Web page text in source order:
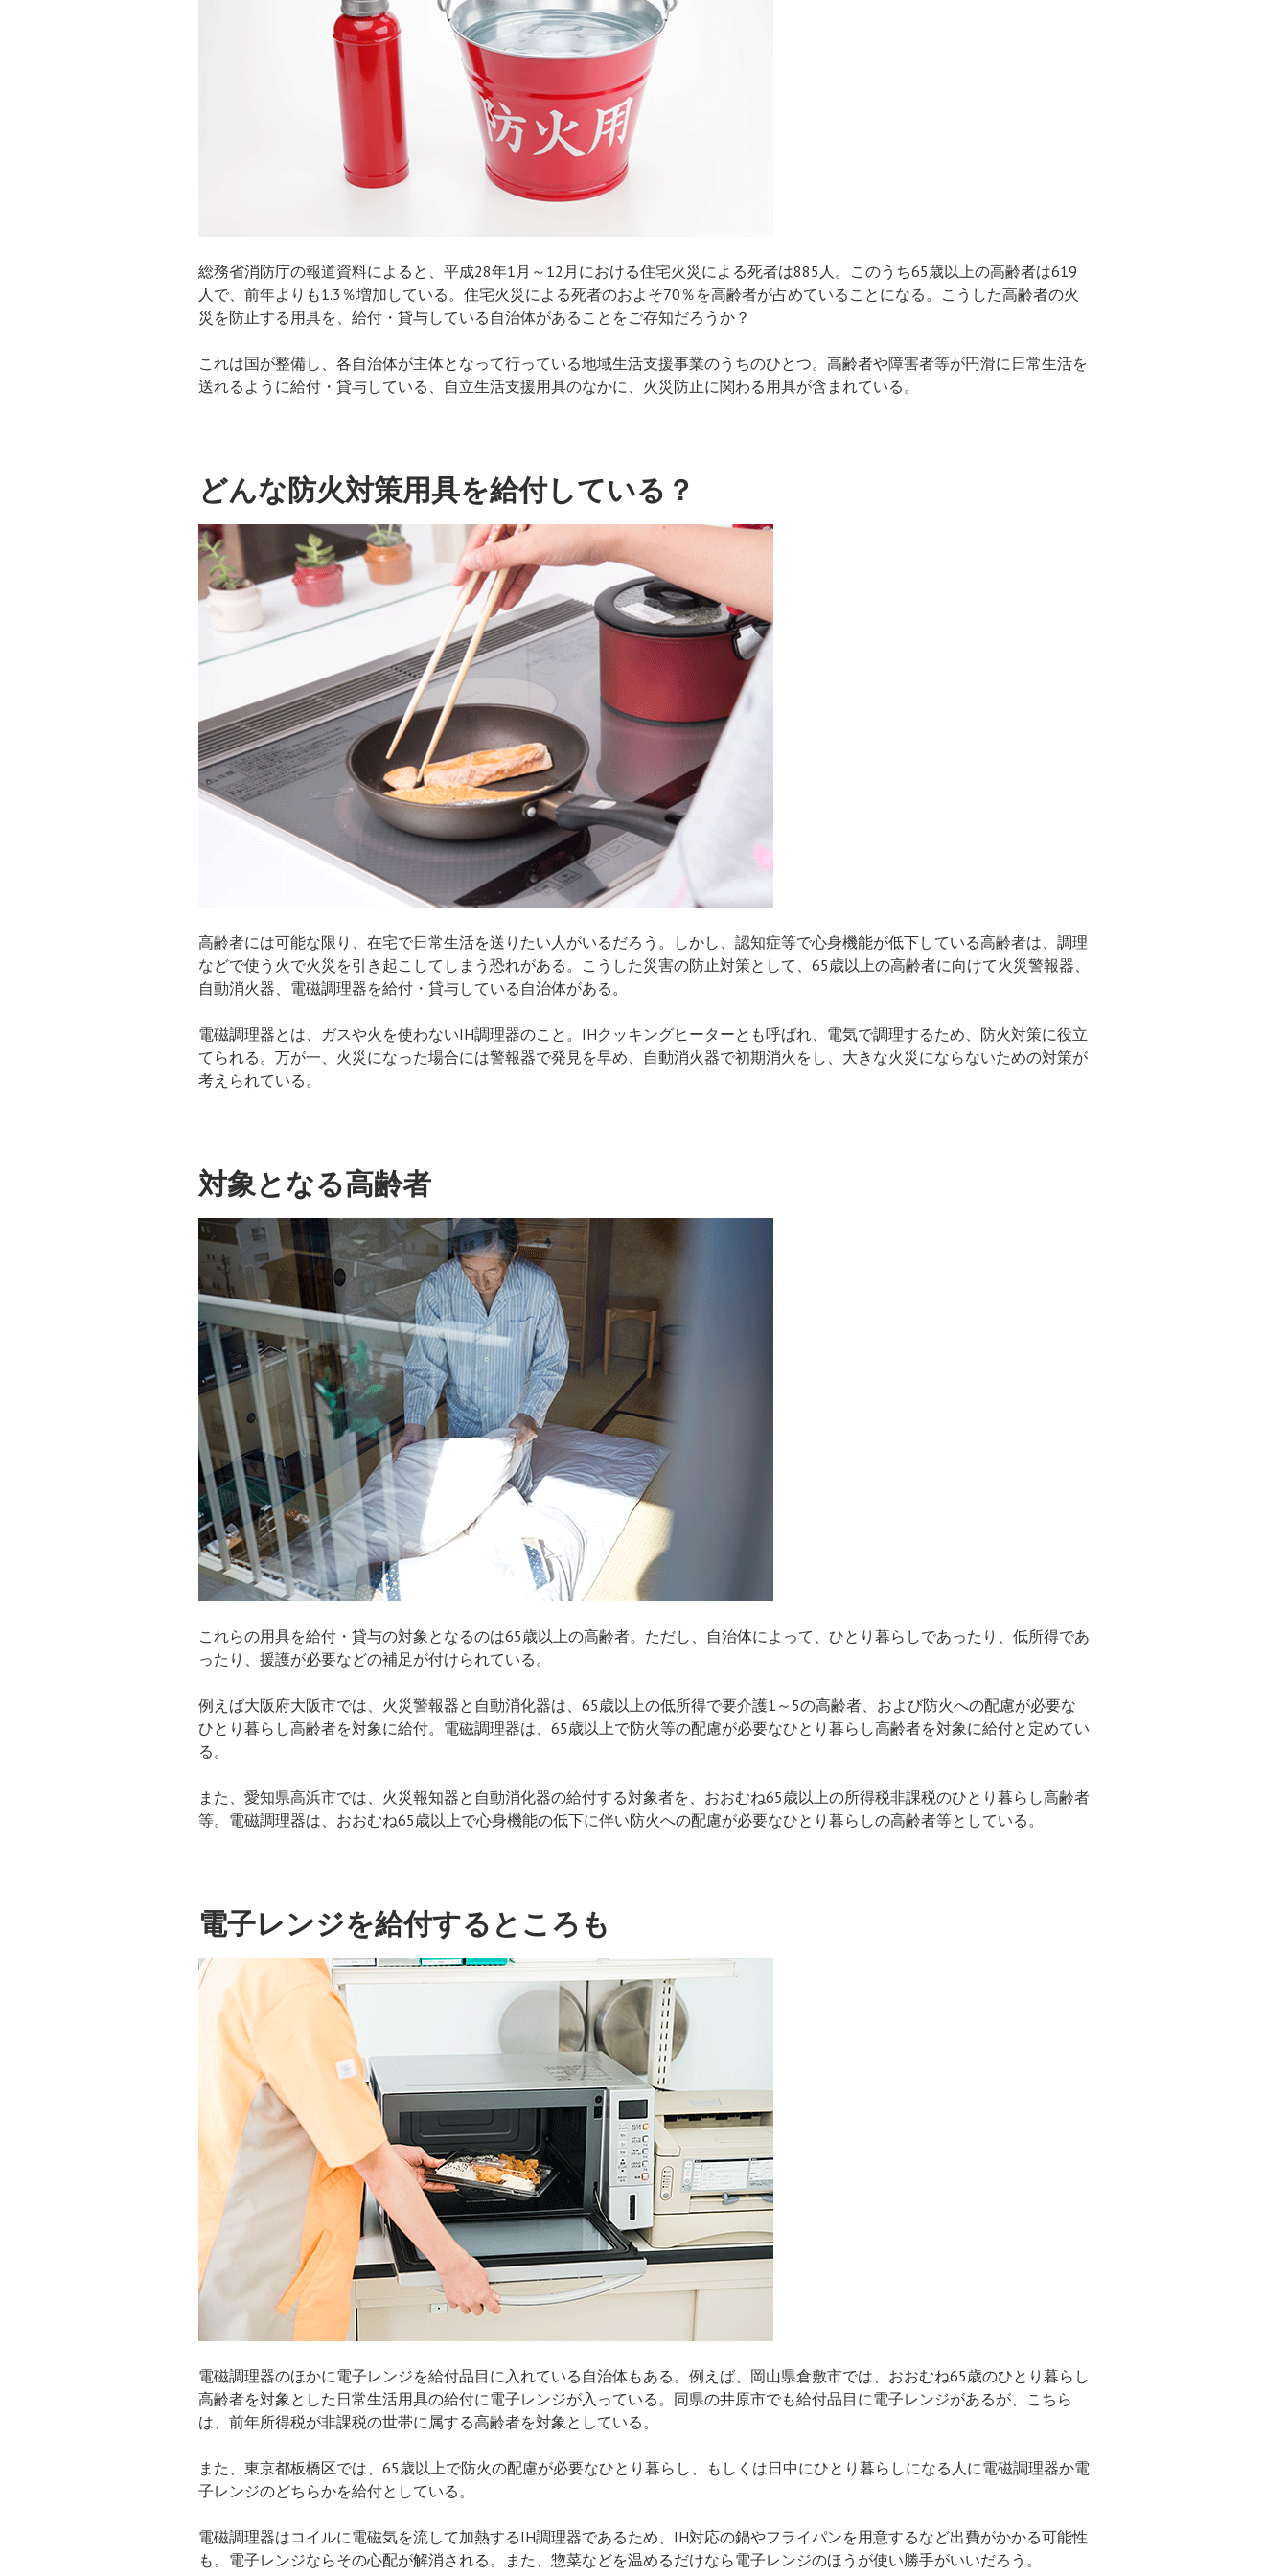
総務省消防庁の報道資料によると、平成28年1月～12月における住宅火災による死者は885人。このうち65歳以上の高齢者は619
人で、前年よりも1.3％増加している。住宅火災による死者のおよそ70％を高齢者が占めていることになる。こうした高齢者の火
災を防止する用具を、給付・貸与している自治体があることをご存知だろうか？
これは国が整備し、各自治体が主体となって行っている地域生活支援事業のうちのひとつ。高齢者や障害者等が円滑に日常生活を
送れるように給付・貸与している、自立生活支援用具のなかに、火災防止に関わる用具が含まれている。
どんな防火対策用具を給付している？
高齢者には可能な限り、在宅で日常生活を送りたい人がいるだろう。しかし、認知症等で心身機能が低下している高齢者は、調理
などで使う火で火災を引き起こしてしまう恐れがある。こうした災害の防止対策として、65歳以上の高齢者に向けて火災警報器、
自動消火器、電磁調理器を給付・貸与している自治体がある。
電磁調理器とは、ガスや火を使わないIH調理器のこと。IHクッキングヒーターとも呼ばれ、電気で調理するため、防火対策に役立
てられる。万が一、火災になった場合には警報器で発見を早め、自動消火器で初期消火をし、大きな火災にならないための対策が
考えられている。
対象となる高齢者
これらの用具を給付・貸与の対象となるのは65歳以上の高齢者。ただし、自治体によって、ひとり暮らしであったり、低所得であ
ったり、援護が必要などの補足が付けられている。
例えば大阪府大阪市では、火災警報器と自動消化器は、65歳以上の低所得で要介護1～5の高齢者、および防火への配慮が必要な
ひとり暮らし高齢者を対象に給付。電磁調理器は、65歳以上で防火等の配慮が必要なひとり暮らし高齢者を対象に給付と定めてい
る。
また、愛知県高浜市では、火災報知器と自動消化器の給付する対象者を、おおむね65歳以上の所得税非課税のひとり暮らし高齢者
等。電磁調理器は、おおむね65歳以上で心身機能の低下に伴い防火への配慮が必要なひとり暮らしの高齢者等としている。
電子レンジを給付するところも
電磁調理器のほかに電子レンジを給付品目に入れている自治体もある。例えば、岡山県倉敷市では、おおむね65歳のひとり暮らし
高齢者を対象とした日常生活用具の給付に電子レンジが入っている。同県の井原市でも給付品目に電子レンジがあるが、こちら
は、前年所得税が非課税の世帯に属する高齢者を対象としている。
また、東京都板橋区では、65歳以上で防火の配慮が必要なひとり暮らし、もしくは日中にひとり暮らしになる人に電磁調理器か電
子レンジのどちらかを給付としている。
電磁調理器はコイルに電磁気を流して加熱するIH調理器であるため、IH対応の鍋やフライパンを用意するなど出費がかかる可能性
も。電子レンジならその心配が解消される。また、惣菜などを温めるだけなら電子レンジのほうが使い勝手がいいだろう。